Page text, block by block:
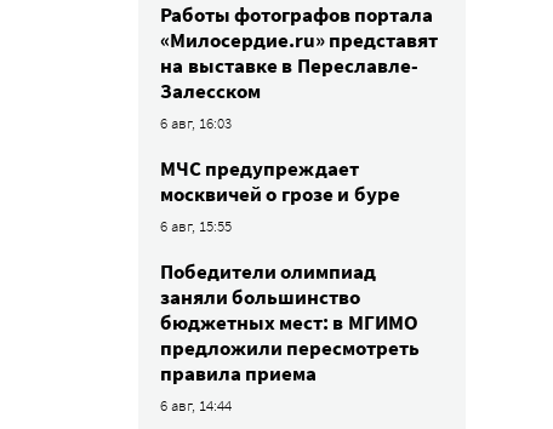
Работы фотографов портала
«Милосердие.ru» представят
на выставке в Переславле-
Залесском
6 авг, 16:03
МЧС предупреждает
москвичей о грозе и буре
6 авг, 15:55
Победители олимпиад
заняли большинство
бюджетных мест: в МГИМО
предложили пересмотреть
правила приема
6 авг, 14:44